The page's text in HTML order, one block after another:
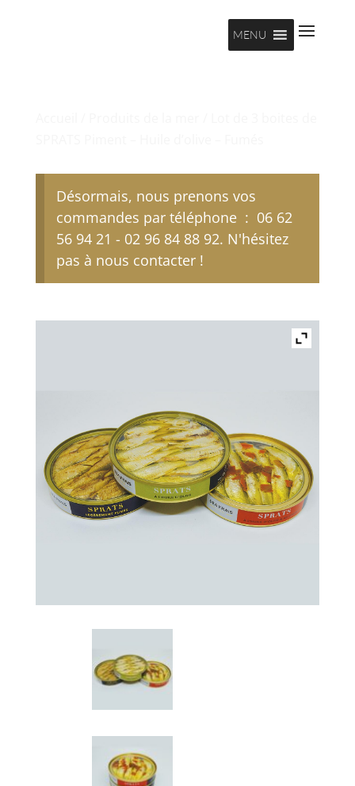
MENU
Désormais, nous prenons vos
commandes par téléphone : 06 62
56 94 21 - 02 96 84 88 92. N'hésitez
pas à nous contacter !